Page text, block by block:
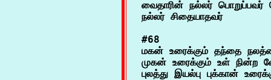
வைதாரின் நல்லர் பொறுப்பவர்
#68
மகன் உரைக்கும் தந்தை
முகன் உரைக்கும் உள் நின்ற
புலத்து இயல்பு புக்கான்